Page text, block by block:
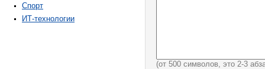
Спорт
ИТ-технологии
(от 500 символов, это 2-3